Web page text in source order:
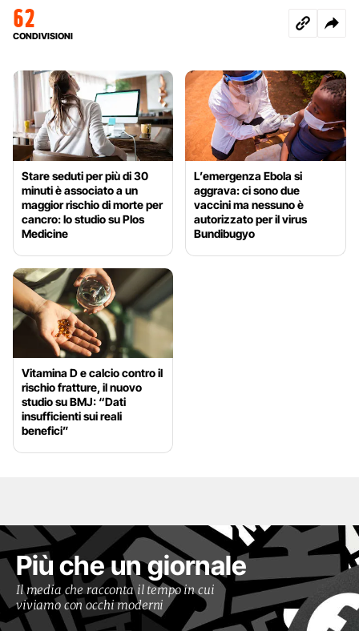
62
CONDIVISIONI
Stare seduti per più di 30
minuti è associato a un
maggior rischio di morte per
cancro: lo studio su Plos
Medicine
L’emergenza Ebola si
aggrava: ci sono due
vaccini ma nessuno è
autorizzato per il virus
Bundibugyo
Vitamina D e calcio contro il
rischio fratture, il nuovo
studio su BMJ: “Dati
insufficienti sui reali
benefici”
Più che un giornale
Il media che racconta il tempo in cui
viviamo con occhi moderni